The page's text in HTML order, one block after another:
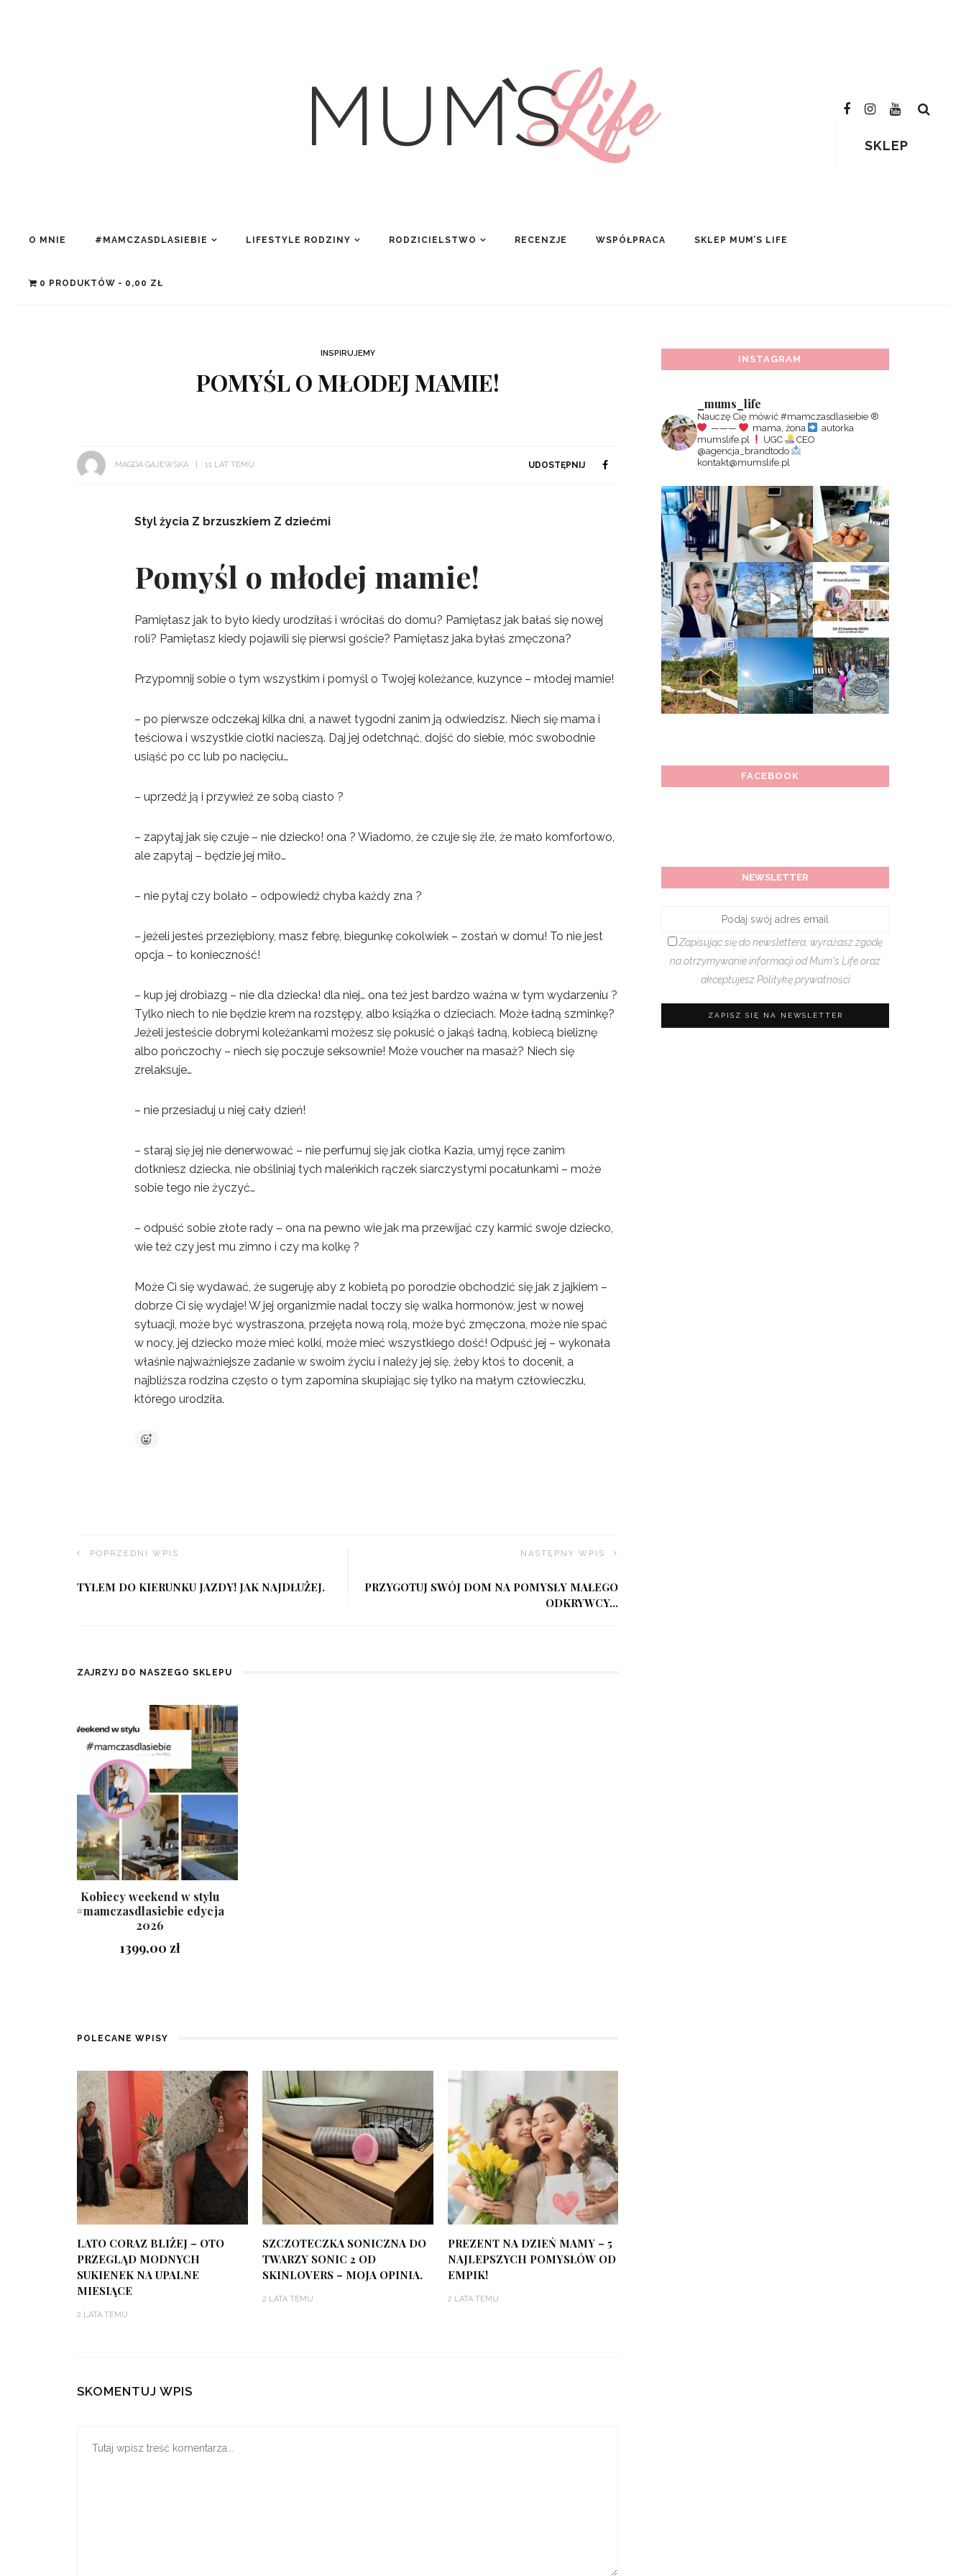
SKLEP
O MNIE #MAMCZASDLASIEBIE LIFESTYLE RODZINY RODZICIELSTWO RECENZJE WSPÓŁPRACA SKLEP MUM’S LIFE
0 PRODUKTÓW 0,00 ZŁ
INSPIRUJEMY
POMYŚL O MŁODEJ MAMIE!
MAGDA GAJEWSKA 11 LAT TEMU UDOSTĘPNIJ
Styl życia Z brzuszkiem Z dziećmi
Pomyśl o młodej mamie!
Pamiętasz jak to było kiedy urodziłaś i wróciłaś do domu? Pamiętasz jak bałaś się nowej
roli? Pamiętasz kiedy pojawili się pierwsi goście? Pamiętasz jaka byłaś zmęczona?
Przypomnij sobie o tym wszystkim i pomyśl o Twojej koleżance, kuzynce – młodej mamie!
– po pierwsze odczekaj kilka dni, a nawet tygodni zanim ją odwiedzisz. Niech się mama i
teściowa i wszystkie ciotki nacieszą. Daj jej odetchnąć, dojść do siebie, móc swobodnie
usiąść po cc lub po nacięciu…
– uprzedź ją i przywieź ze sobą ciasto ?
– zapytaj jak się czuje – nie dziecko! ona ? Wiadomo, że czuje się źle, że mało komfortowo,
ale zapytaj – będzie jej miło…
– nie pytaj czy bolało – odpowiedź chyba każdy zna ?
– jeżeli jesteś przeziębiony, masz febrę, biegunkę cokolwiek – zostań w domu! To nie jest
opcja – to konieczność!
– kup jej drobiazg – nie dla dziecka! dla niej… ona też jest bardzo ważna w tym wydarzeniu ?
Tylko niech to nie będzie krem na rozstępy, albo książka o dzieciach. Może ładną szminkę?
Jeżeli jesteście dobrymi koleżankami możesz się pokusić o jakąś ładną, kobiecą bieliznę
albo pończochy – niech się poczuje seksownie! Może voucher na masaż? Niech się
zrelaksuje…
– nie przesiaduj u niej cały dzień!
– staraj się jej nie denerwować – nie perfumuj się jak ciotka Kazia, umyj ręce zanim
dotkniesz dziecka, nie obśliniaj tych maleńkich rączek siarczystymi pocałunkami – może
sobie tego nie życzyć…
– odpuść sobie złote rady – ona na pewno wie jak ma przewijać czy karmić swoje dziecko,
wie też czy jest mu zimno i czy ma kolkę ?
Może Ci się wydawać, że sugeruję aby z kobietą po porodzie obchodzić się jak z jajkiem –
dobrze Ci się wydaje! W jej organizmie nadal toczy się walka hormonów, jest w nowej
sytuacji, może być wystraszona, przejęta nową rolą, może być zmęczona, może nie spać
w nocy, jej dziecko może mieć kolki, może mieć wszystkiego dość! Odpuść jej – wykonała
właśnie najważniejsze zadanie w swoim życiu i należy jej się, żeby ktoś to docenił, a
najbliższa rodzina często o tym zapomina skupiając się tylko na małym człowieczku,
którego urodziła.
POPRZEDNI WPIS
TYŁEM DO KIERUNKU JAZDY! JAK NAJDŁUŻEJ.
NASTĘPNY WPIS
PRZYGOTUJ SWÓJ DOM NA POMYSŁY MAŁEGO
ODKRYWCY…
ZAJRZYJ DO NASZEGO SKLEPU
Kobiecy weekend w stylu
#mamczasdlasiebie edycja
2026
1399,00 zł
POLECANE WPISY
LATO CORAZ BLIŻEJ – OTO
PRZEGLĄD MODNYCH
SUKIENEK NA UPALNE
MIESIĄCE
2 LATA TEMU
SZCZOTECZKA SONICZNA DO
TWARZY SONIC 2 OD
SKINLOVERS – MOJA OPINIA.
2 LATA TEMU
PREZENT NA DZIEŃ MAMY – 5
NAJLEPSZYCH POMYSŁÓW OD
EMPIK!
2 LATA TEMU
SKOMENTUJ WPIS
INSTAGRAM
_mums_life
Nauczę Cię mówić #mamczasdlasiebie ®️
———
mama, żona
autorka
mumslife.pl
UGC
CEO
@agencja_brandtodo
kontakt@mumslife.pl
FACEBOOK
NEWSLETTER
Zapisując się do newslettera, wyrażasz zgodę
na otrzymywanie informacji od Mum's Life oraz
akceptujeszPolitykę prywatności